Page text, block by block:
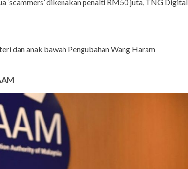
dikenakan penalti RM50 juta, TNG Digital
dan anak bawah Pengubahan Wang Haram